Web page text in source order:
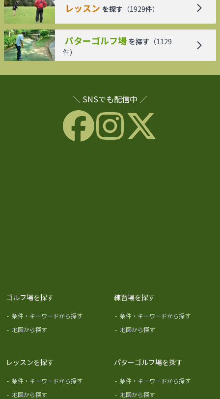
レッスン を探す （1929件）
パターゴルフ場 を探す （1129
件）
＼ SNSでも配信中 ／
ゴルフ場を探す
- 条件・キーワードから探す
- 地図から探す
練習場を探す
- 条件・キーワードから探す
- 地図から探す
レッスンを探す
- 条件・キーワードから探す
- 地図から探す
パターゴルフ場を探す
- 条件・キーワードから探す
- 地図から探す